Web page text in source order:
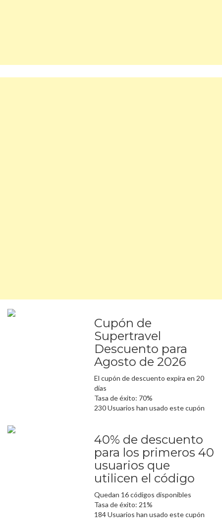
Cupón de
Supertravel
Descuento para
Agosto de 2026
El cupón de descuento expira en 20
días
Tasa de éxito: 70%
230 Usuarios han usado este cupón
40% de descuento
para los primeros 40
usuarios que
utilicen el código
Quedan 16 códigos disponibles
Tasa de éxito: 21%
184 Usuarios han usado este cupón